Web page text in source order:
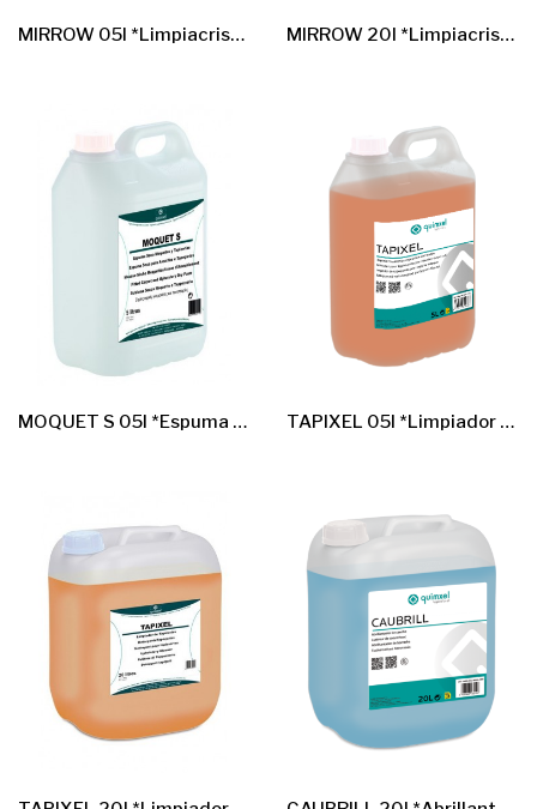
MIRROW 05l *Limpiacristales Concentrado* MIRROW 20l *Limpiacristales Concentrado*
MOQUET S 05l *Espuma Seca. Moquetas Y Tapicer¡as* TAPIXEL 05l *Limpiador De Tapicerias*